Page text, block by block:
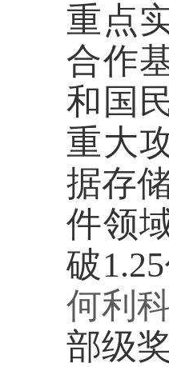
重点
合作
和国
重大
据存
件领
破
何利
部级